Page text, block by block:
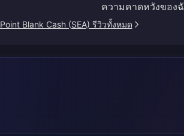
ความคาดหวังของ
Point Blank Cash (SEA) รีวิวทั้งหมด